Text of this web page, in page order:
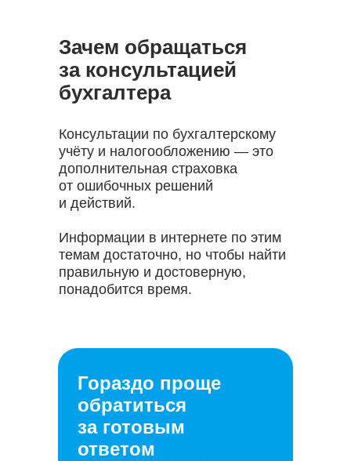
Консультации по бухгалтерскому
учёту и налогообложению — это
дополнительная страховка
от ошибочных решений
и действий.
Информации в интернете по этим
темам достаточно, но чтобы найти
правильную и достоверную,
понадобится время.
Зачем обращаться
за консультацией
бухгалтера
Гораздо проще
обратиться
за готовым
ответом